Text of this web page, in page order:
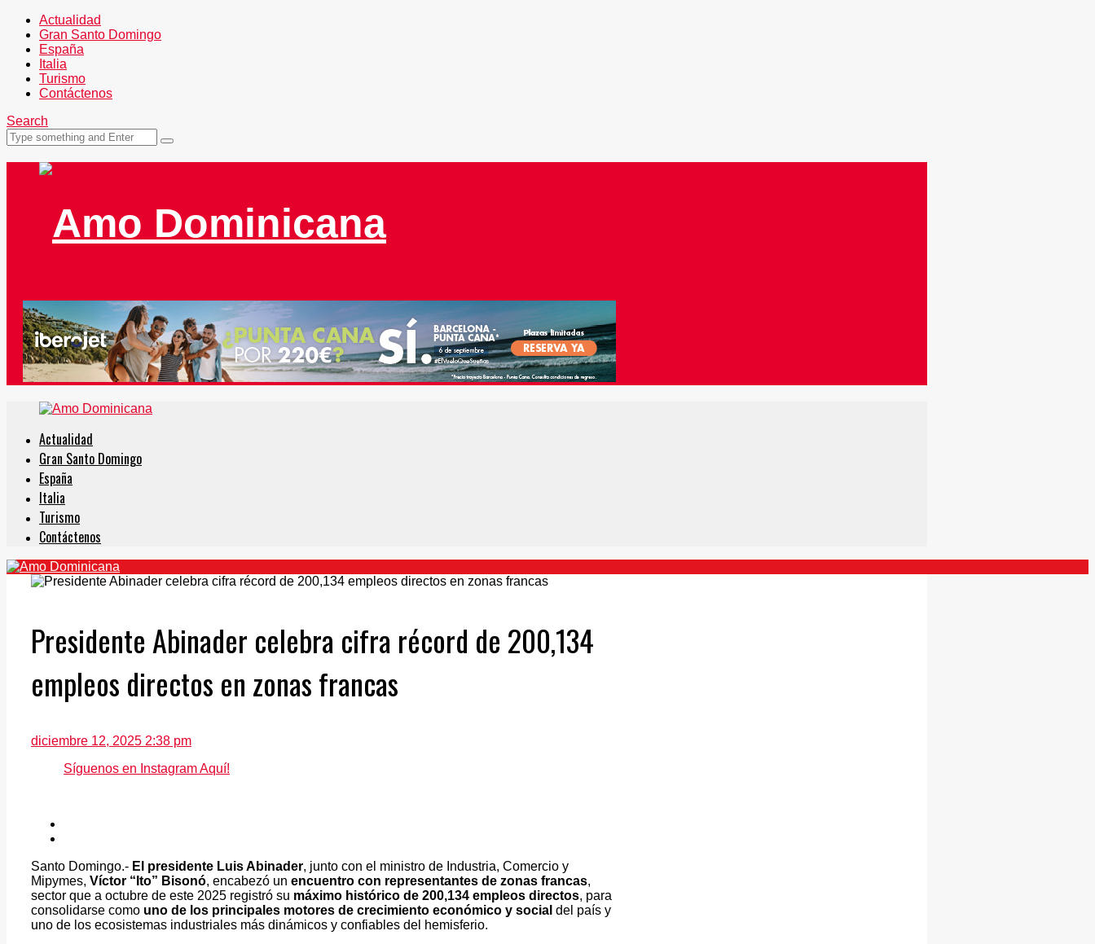
Actualidad
Gran Santo Domingo
España
Italia
Turismo
Contáctenos
Search
Actualidad
Gran Santo Domingo
España
Italia
Turismo
Contáctenos
Presidente Abinader celebra cifra récord de 200,134
empleos directos en zonas francas
diciembre 12, 2025 2:38 pm
Síguenos en Instagram Aquí!
Santo Domingo.- El presidente Luis Abinader, junto con el ministro de Industria, Comercio y
Mipymes, Víctor “Ito” Bisonó, encabezó un encuentro con representantes de zonas francas,
sector que a octubre de este 2025 registró su máximo histórico de 200,134 empleos directos, para
consolidarse como uno de los principales motores de crecimiento económico y social del país y
uno de los ecosistemas industriales más dinámicos y confiables del hemisferio.